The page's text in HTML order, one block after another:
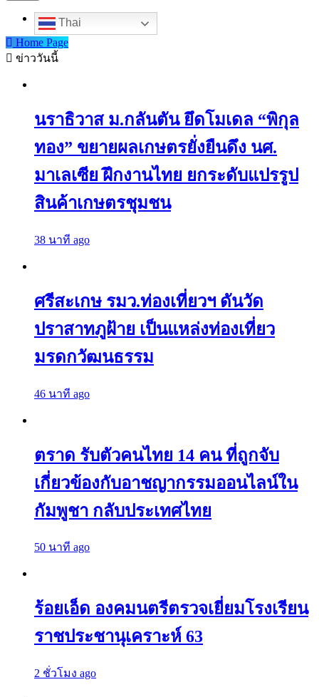
Thai
Home Page
ข่าววันนี้
นราธิวาส ม.กลันตัน ยึดโมเดล “พิกุล
ทอง” ขยายผลเกษตรยั่งยืนดึง นศ.
มาเลเซีย ฝึกงานไทย ยกระดับแปรรูป
สินค้าเกษตรชุมชน
38 นาที ago
ศรีสะเกษ รมว.ท่องเที่ยวฯ ดันวัด
ปราสาทภูฝ้าย เป็นแหล่งท่องเที่ยว
มรดกวัฒนธรรม
46 นาที ago
ตราด รับตัวคนไทย 14 คน ที่ถูกจับ
เกี่ยวข้องกับอาชญากรรมออนไลน์ใน
กัมพูชา กลับประเทศไทย
50 นาที ago
ร้อยเอ็ด องคมนตรีตรวจเยี่ยมโรงเรียน
ราชประชานุเคราะห์ 63
2 ชั่วโมง ago